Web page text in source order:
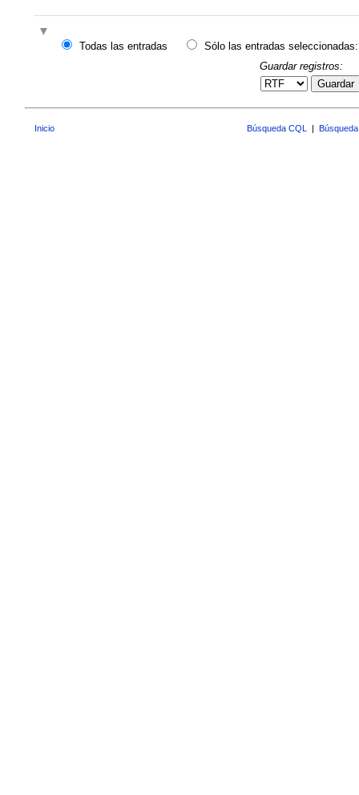
Todas las entradas
Sólo las entradas seleccionadas:
Guardar registros:
Guardar
Inicio Búsqueda CQL